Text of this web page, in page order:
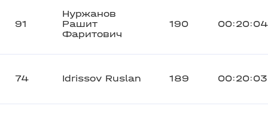
91
Нуржанов
Рашит
Фаритович
190 00:20:04
74 Idrissov Ruslan 189 00:20:03